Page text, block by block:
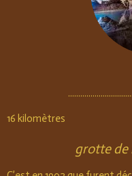
16 kilomètres
grotte de